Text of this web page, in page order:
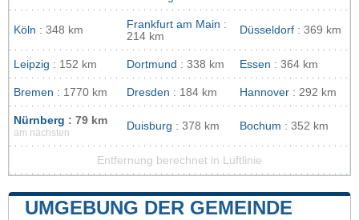
Köln : 348 km Frankfurt am Main :
214 km
Düsseldorf : 369 km
Leipzig : 152 km Dortmund : 338 km Essen : 364 km
Bremen : 1770 km Dresden : 184 km Hannover : 292 km
Nürnberg : 79 km
am nächsten
Duisburg : 378 km Bochum : 352 km
Entfernung berechnet in Luftlinie
UMGEBUNG DER GEMEINDE